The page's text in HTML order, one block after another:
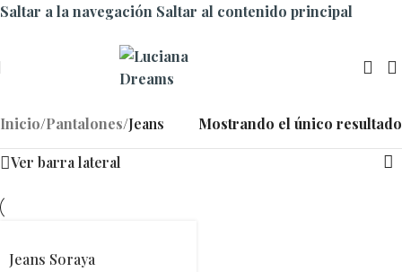
Saltar a la navegación Saltar al contenido principal
Inicio/Pantalones/Jeans Mostrando el único resultado
Ver barra lateral
Jeans Soraya